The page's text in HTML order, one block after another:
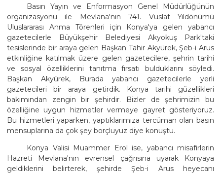
Basın Yayın ve Enformasyon Genel Müdürlüğünün
organizasyonu ile Mevlana'nın 741. Vuslat Yıldönümü
Uluslararası Anma Törenleri için Konya'ya gelen yabancı
gazetecilerle Büyükşehir Belediyesi Akyokuş Park'taki
tesislerinde bir araya gelen Başkan Tahir Akyürek, Şeb-i Arus
etkinliğine katılmak üzere gelen gazetecilere, şehrin tarihi
ve sosyal özelliklerini tanıtma fırsatı bulduklarını söyledi.
Başkan Akyürek, Burada yabancı gazetecilerle yerli
gazetecileri bir araya getirdik. Konya tarihi güzellikleri
bakımından zengin bir şehirdir. Bizler de şehrimizin bu
özelliğine uygun hizmetler vermeye gayret gösteriyoruz.
Bu hizmetleri yaparken, yaptıklarımıza tercüman olan basın
mensuplarına da çok şey borçluyuz diye konuştu.
Konya Valisi Muammer Erol ise, yabancı misafirlerin
Hazreti Mevlana'nın evrensel çağrısına uyarak Konyaya
geldiklerini belirterek, şehirde Şeb-i Arus heyecanı